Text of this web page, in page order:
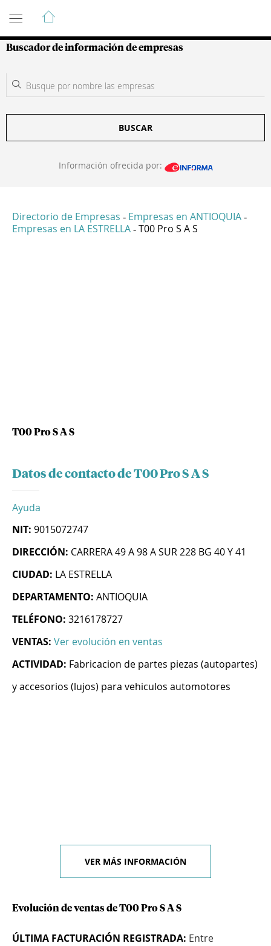
Guía de Empresas Colombianas
Buscador de información de empresas
BUSCAR
Información ofrecida por:
Directorio de Empresas - Empresas en ANTIOQUIA -
Empresas en LA ESTRELLA - T00 Pro S A S
T00 Pro S A S
Datos de contacto de T00 Pro S A S
Ayuda
NIT: 9015072747
DIRECCIÓN: CARRERA 49 A 98 A SUR 228 BG 40 Y 41
CIUDAD: LA ESTRELLA
DEPARTAMENTO: ANTIOQUIA
TELÉFONO: 3216178727
VENTAS: Ver evolución en ventas
ACTIVIDAD: Fabricacion de partes piezas (autopartes)
y accesorios (lujos) para vehiculos automotores
VER MÁS INFORMACIÓN
Evolución de ventas de T00 Pro S A S
ÚLTIMA FACTURACIÓN REGISTRADA: Entre